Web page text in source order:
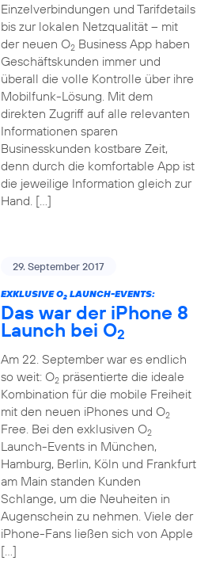
Einzelverbindungen und Tarifdetails
bis zur lokalen Netzqualität – mit
der neuen O2Business App haben
Geschäftskunden immer und
überall die volle Kontrolle über ihre
Mobilfunk-Lösung. Mit dem
direkten Zugriff auf alle relevanten
Informationen sparen
Businesskunden kostbare Zeit,
denn durch die komfortable App ist
die jeweilige Information gleich zur
Hand. […]
29. September 2017
EXKLUSIVE O2LAUNCH-EVENTS:
Das war der iPhone 8
Launch bei O2
Am 22. September war es endlich
so weit: O2präsentierte die ideale
Kombination für die mobile Freiheit
mit den neuen iPhones und O2
Free. Bei den exklusiven O2
Launch-Events in München,
Hamburg, Berlin, Köln und Frankfurt
am Main standen Kunden
Schlange, um die Neuheiten in
Augenschein zu nehmen. Viele der
iPhone-Fans ließen sich von Apple
[…]